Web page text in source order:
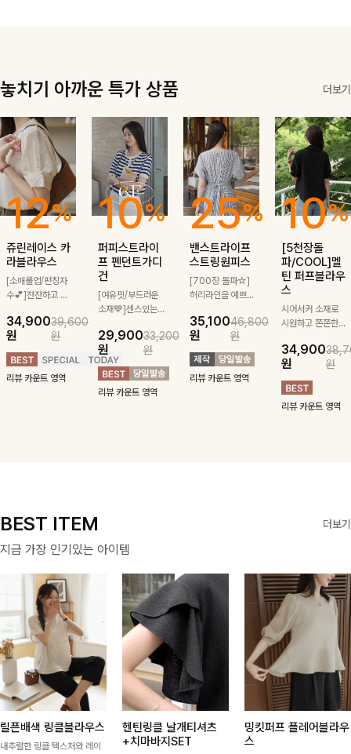
놓치기 아까운 특가 상품 더보기
12%
쥬린레이스 카
라블라우스
[소매롤업/펀칭자
수💕]잔잔하고 고
테일이 사랑스러운
블라우스-페미닌
하면서 여리한 무
드로 즐겨지는
ITEM
34,900
원
39,600
원
리뷰 카운트 영역
10%
퍼피스트라이
프 펜던트가디
건
[여유핏/부드러운
소재💙]센스있는
귀여운 퍼피 펜던
트로 포인트를 선
사하는 니트 가디
건을 소개할게요 :)
29,900
원
33,200
원
리뷰 카운트 영역
25%
밴스트라이프
스트링원피스
[700장 돌파☆]
허리라인을 예쁘게
깔끔한 스트라이프
패턴에 링클프리!
💙플레어지는 롱한
기장감까지 완벽한
데일리 원피스:B
35,100
원
46,800
원
리뷰 카운트 영역
10%
[5천장돌
파/COOL]멜
틴 퍼프블라우
스
시어서커 소재로
시원하고 쫀쫀한
편안하게 입혀질
블라우스- 단정한
카라와 풍성한 퍼
프 소매로 여성스
러움을 더했어요 :)
34,900
원
원
리뷰 카운트 영역
BEST ITEM 더보기
지금 가장 인기있는 아이템
릴픈배색 링클블라우스
내추럴한 링클 텍스처와 레이
헨틴링클 날개티셔츠
+치마바지SET
밍킷퍼프 플레어블라우
스